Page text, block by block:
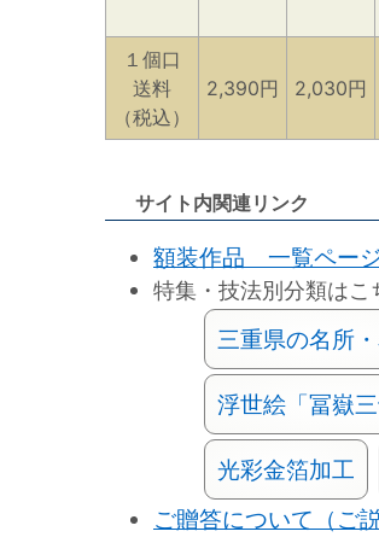
１個口
送料
（税込）
2,390円 2,030円
サイト内関連リンク
額装作品 一覧ページ
特集・技法別分類は
三重県の名所
浮世絵「冨嶽三
光彩金箔加工
ご贈答について（ご